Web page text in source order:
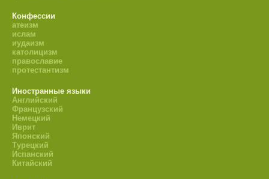
Конфессии
атеизм
ислам
иудаизм
католицизм
православие
протестантизм
Иностранные языки
Английский
Французский
Немецкий
Иврит
Японский
Турецкий
Испанский
Китайский